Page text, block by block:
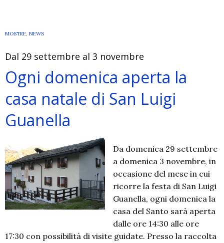
Sacra
Scaria
la
XVI
giornata
nazionale
“Amici
Musei”
MOSTRE, NEWS
Dal 29 settembre al 3 novembre
Ogni domenica aperta la
casa natale di San Luigi
Guanella
Da domenica 29 settembre
a domenica 3 novembre, in
occasione del mese in cui
ricorre la festa di San Luigi
Guanella, ogni domenica la
casa del Santo sarà aperta
dalle ore 14:30 alle ore
17:30 con possibilità di visite guidate. Presso la raccolta